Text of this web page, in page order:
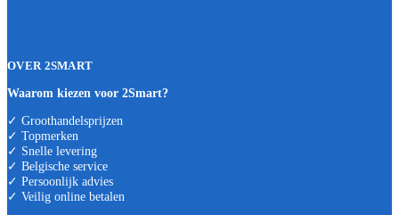
OVER 2SMART
Waarom kiezen voor 2Smart?
✓ Groothandelsprijzen
✓ Topmerken
✓ Snelle levering
✓ Belgische service
✓ Persoonlijk advies
✓ Veilig online betalen